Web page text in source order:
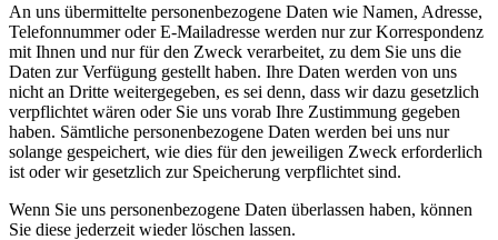
An uns übermittelte personenbezogene Daten wie Namen, Adresse,
Telefonnummer oder E-Mailadresse werden nur zur Korrespondenz
mit Ihnen und nur für den Zweck verarbeitet, zu dem Sie uns die
Daten zur Verfügung gestellt haben. Ihre Daten werden von uns
nicht an Dritte weitergegeben, es sei denn, dass wir dazu gesetzlich
verpflichtet wären oder Sie uns vorab Ihre Zustimmung gegeben
haben. Sämtliche personenbezogene Daten werden bei uns nur
solange gespeichert, wie dies für den jeweiligen Zweck erforderlich
ist oder wir gesetzlich zur Speicherung verpflichtet sind.
Wenn Sie uns personenbezogene Daten überlassen haben, können
Sie diese jederzeit wieder löschen lassen.